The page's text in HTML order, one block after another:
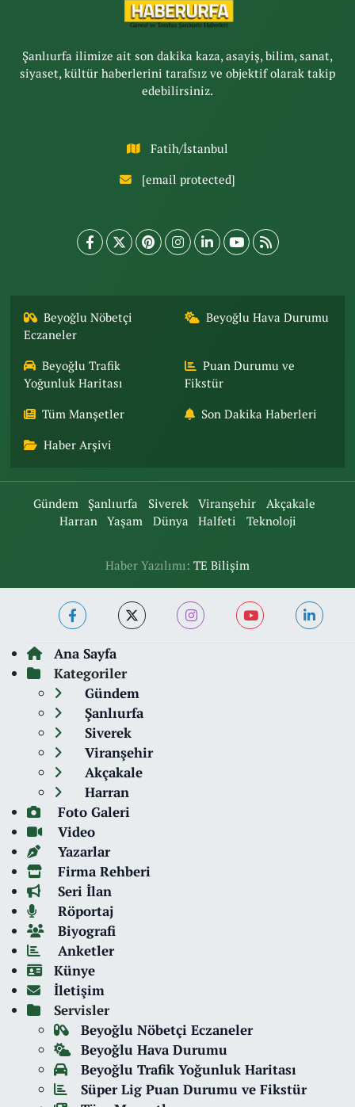
Şanlıurfa ilimize ait son dakika kaza, asayiş, bilim, sanat,
siyaset, kültür haberlerini tarafsız ve objektif olarak takip
edebilirsiniz.
Fatih/İstanbul
[email protected]
Beyoğlu Nöbetçi
Eczaneler
Beyoğlu Hava Durumu
Beyoğlu Trafik
Yoğunluk Haritası
Puan Durumu ve
Fikstür
Tüm Manşetler Son Dakika Haberleri
Haber Arşivi
Gündem Şanlıurfa Siverek Viranşehir
Akçakale
Harran
Yaşam Dünya Halfeti Teknoloji
Haber Yazılımı: TE Bilişim
Ana Sayfa
Kategoriler
Gündem
Şanlıurfa
Siverek
Viranşehir
Akçakale
Harran
Foto Galeri
Video
Yazarlar
Firma Rehberi
Seri İlan
Röportaj
Biyografi
Anketler
Künye
İletişim
Servisler
Beyoğlu Nöbetçi Eczaneler
Beyoğlu Hava Durumu
Beyoğlu Trafik Yoğunluk Haritası
Süper Lig Puan Durumu ve Fikstür